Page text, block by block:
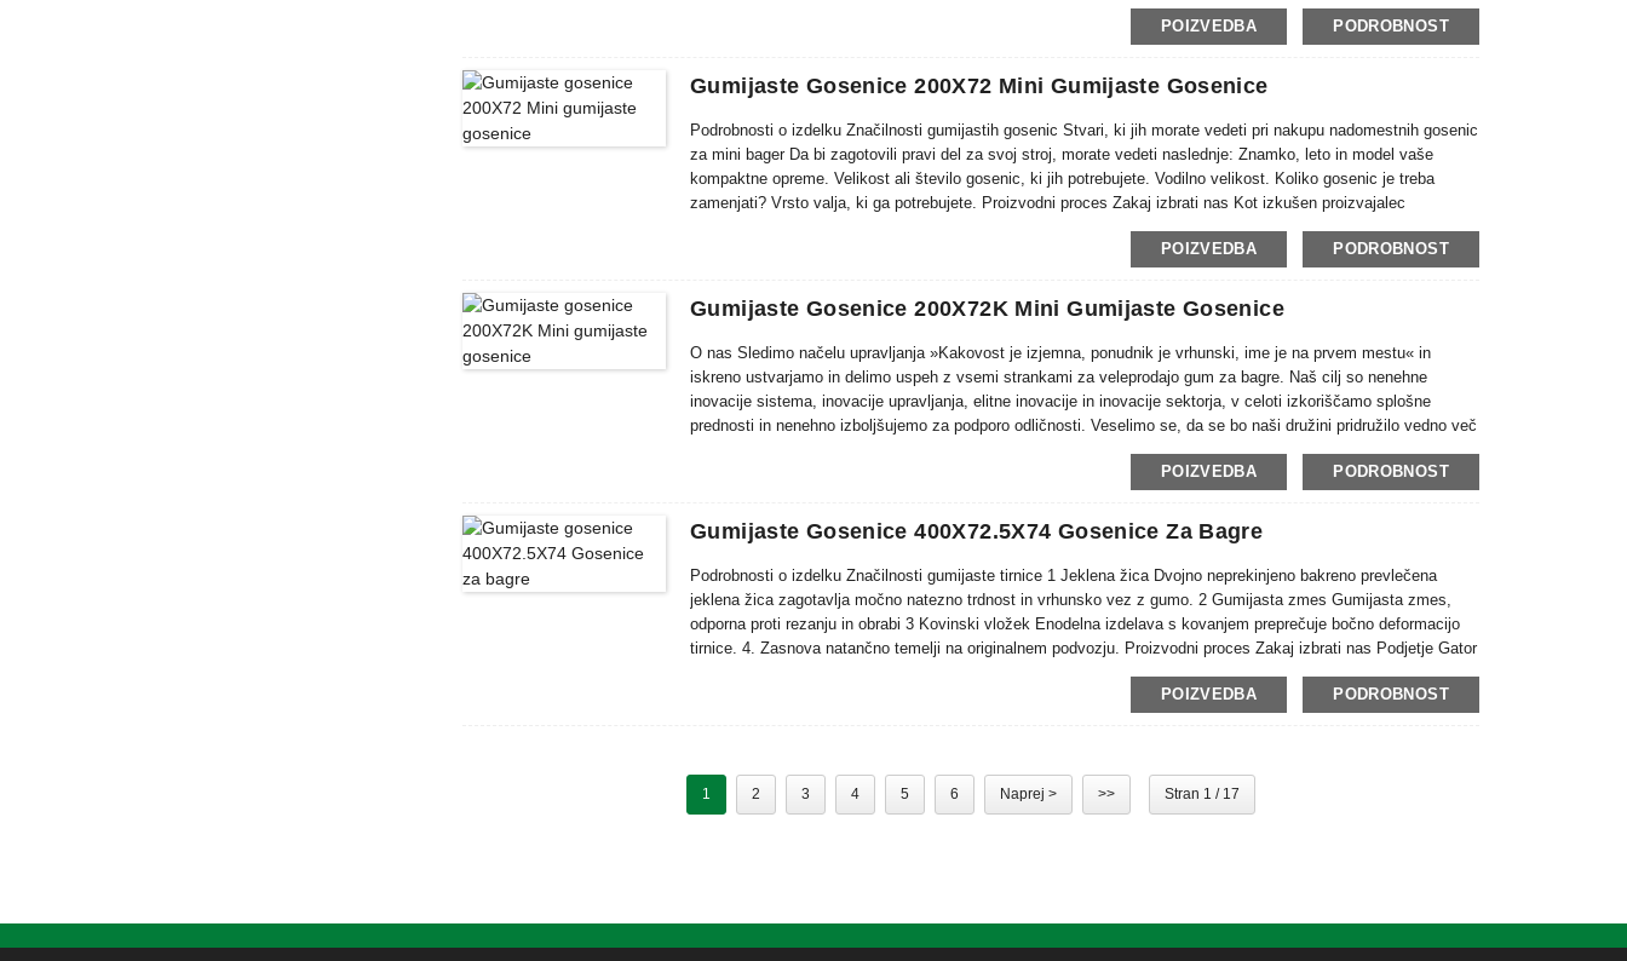
na voljo - Naši usposobljeni in izkušeni člani ekipe poznajo vašo opremo in ...
POIZVEDBA
PODROBNOST
Gumijaste Gosenice 200X72 Mini Gumijaste Gosenice
Podrobnosti o izdelku Značilnosti gumijastih gosenic Stvari, ki jih morate vedeti pri nakupu nadomestnih gosenic
za mini bager Da bi zagotovili pravi del za svoj stroj, morate vedeti naslednje: Znamko, leto in model vaše
kompaktne opreme. Velikost ali število gosenic, ki jih potrebujete. Vodilno velikost. Koliko gosenic je treba
zamenjati? Vrsto valja, ki ga potrebujete. Proizvodni proces Zakaj izbrati nas Kot izkušen proizvajalec
POIZVEDBA
PODROBNOST
Gumijaste Gosenice 200X72K Mini Gumijaste Gosenice
O nas Sledimo načelu upravljanja »Kakovost je izjemna, ponudnik je vrhunski, ime je na prvem mestu« in
iskreno ustvarjamo in delimo uspeh z vsemi strankami za veleprodajo gum za bagre. Naš cilj so nenehne
inovacije sistema, inovacije upravljanja, elitne inovacije in inovacije sektorja, v celoti izkoriščamo splošne
prednosti in nenehno izboljšujemo za podporo odličnosti. Veselimo se, da se bo naši družini pridružilo vedno več
POIZVEDBA
PODROBNOST
Gumijaste Gosenice 400X72.5X74 Gosenice Za Bagre
Podrobnosti o izdelku Značilnosti gumijaste tirnice 1 Jeklena žica Dvojno neprekinjeno bakreno prevlečena
jeklena žica zagotavlja močno natezno trdnost in vrhunsko vez z gumo. 2 Gumijasta zmes Gumijasta zmes,
odporna proti rezanju in obrabi 3 Kovinski vložek Enodelna izdelava s kovanjem preprečuje bočno deformacijo
tirnice. 4. Zasnova natančno temelji na originalnem podvozju. Proizvodni proces Zakaj izbrati nas Podjetje Gator
Track Co., Ltd, ustanovljeno leta 2015, je specializirano za proizvodnjo ...
POIZVEDBA
PODROBNOST
1 2 3 4 5 6 Naprej > >> Stran 1 / 17